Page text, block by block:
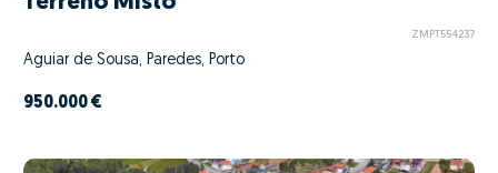
ZMPT554237
Aguiar de Sousa, Paredes, Porto
950.000 €